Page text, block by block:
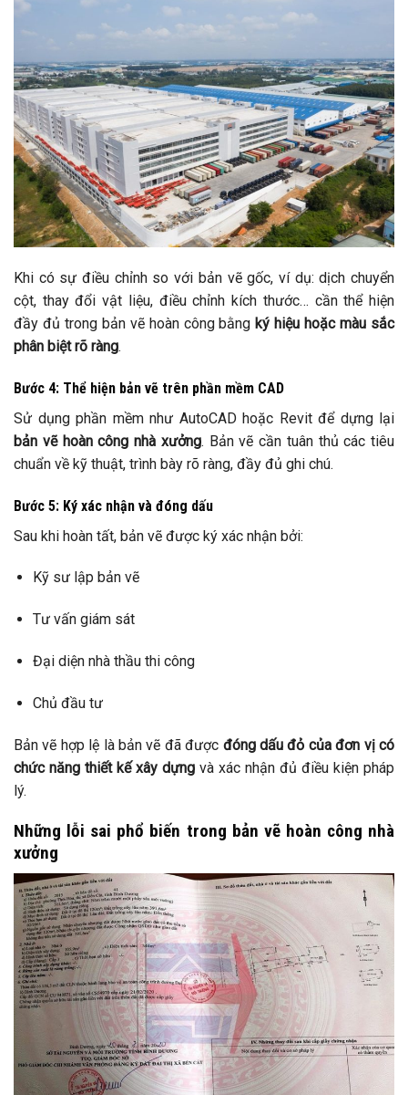
Khi có sự điều chỉnh so với bản vẽ gốc, ví dụ: dịch chuyển
cột, thay đổi vật liệu, điều chỉnh kích thước… cần thể hiện
đầy đủ trong bản vẽ hoàn công bằngký hiệu hoặc màu sắc
phân biệt rõ ràng.
Bước 4: Thể hiện bản vẽ trên phần mềm CAD
Sử dụng phần mềm như AutoCAD hoặc Revit để dựng lại
bản vẽ hoàn công nhà xưởng. Bản vẽ cần tuân thủ các tiêu
chuẩn về kỹ thuật, trình bày rõ ràng, đầy đủ ghi chú.
Bước 5: Ký xác nhận và đóng dấu
Sau khi hoàn tất, bản vẽ được ký xác nhận bởi:
Kỹ sư lập bản vẽ
Tư vấn giám sát
Đại diện nhà thầu thi công
Chủ đầu tư
Bản vẽ hợp lệ là bản vẽ đã được đóng dấu đỏ của đơn vị có
chức năng thiết kế xây dựng và xác nhận đủ điều kiện pháp
lý.
Những lỗi sai phổ biến trong bản vẽ hoàn công nhà
xưởng